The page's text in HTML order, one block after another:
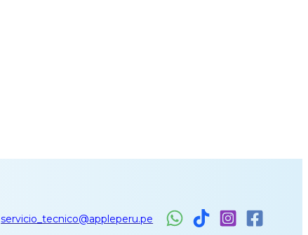
servicio_tecnico@appleperu.pe